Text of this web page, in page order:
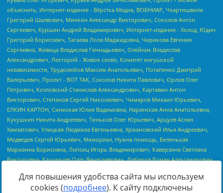
Для повышения удобства сайта мы используем
cookies (подробнее). К сайту подключены